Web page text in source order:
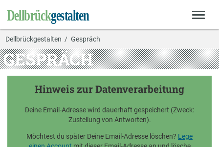
Dellbrückgestalten Gespräch
GESPRÄCH
Hinweis zur Datenverarbeitung
Deine Email-Adresse wird dauerhaft gespeichert (Zweck:
Zustellung von Antworten).
Möchtest du später Deine Email-Adresse löschen? Lege